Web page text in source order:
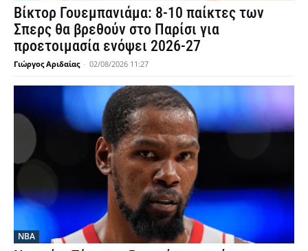
Βίκτορ Γουεμπανιάμα: 8-10 παίκτες των
Σπερς θα βρεθούν στο Παρίσι για
προετοιμασία ενόψει 2026-27
Γιώργος Αριδαίας - 02/08/2026 11:27
NBA